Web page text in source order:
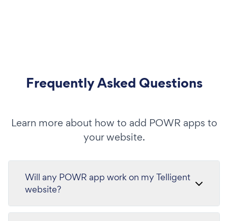
Frequently Asked Questions
Learn more about how to add POWR apps to
your website.
Will any POWR app work on my Telligent
website?